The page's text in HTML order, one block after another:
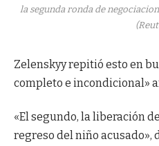
la segunda ronda de
Zelenskyy repitió esto en
completo e incondicional»
«El segundo, la liberación
regreso del niño acusado»,